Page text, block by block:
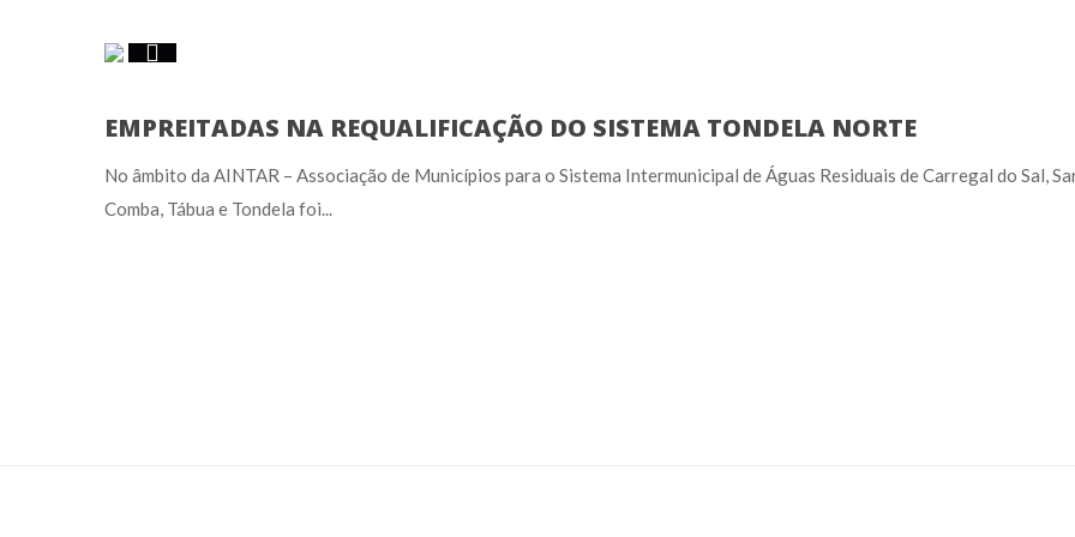
EMPREITADAS NA REQUALIFICAÇÃO DO SISTEMA TONDELA NORTE
No âmbito da AINTAR – Associação de Municípios para o Sistema Intermunicipal de Águas Residuais de Carregal do Sal,
Comba, Tábua e Tondela foi...